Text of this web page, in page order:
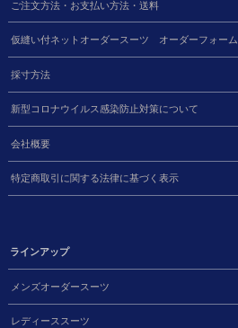
ご注文方法・お支払い方法・送料
仮縫い付ネットオーダースーツ オーダーフォーム
採寸方法
新型コロナウイルス感染防止対策について
会社概要
特定商取引に関する法律に基づく表示
ラインアップ
メンズオーダースーツ
レディーススーツ